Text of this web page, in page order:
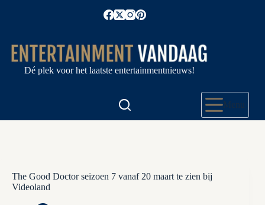
Dé plek voor het laatste entertainmentnieuws!
Menu
The Good Doctor seizoen 7 vanaf 20 maart te zien bij
Videoland